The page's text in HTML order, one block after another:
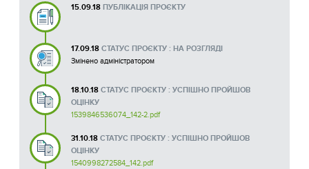
15.09.18 ПУБЛІКАЦІЯ ПРОЄКТУ
17.09.18 СТАТУС ПРОЄКТУ : НА РОЗГЛЯДІ
Змінено адміністратором
18.10.18 СТАТУС ПРОЄКТУ : УСПІШНО ПРОЙШОВ
ОЦІНКУ
1539846536074_142-2.pdf
31.10.18 СТАТУС ПРОЄКТУ : УСПІШНО ПРОЙШОВ
ОЦІНКУ
1540998272584_142.pdf